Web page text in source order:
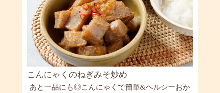
こんにゃくのねぎみそ炒め
あと一品にも◎こんにゃくで簡単&ヘルシーおか